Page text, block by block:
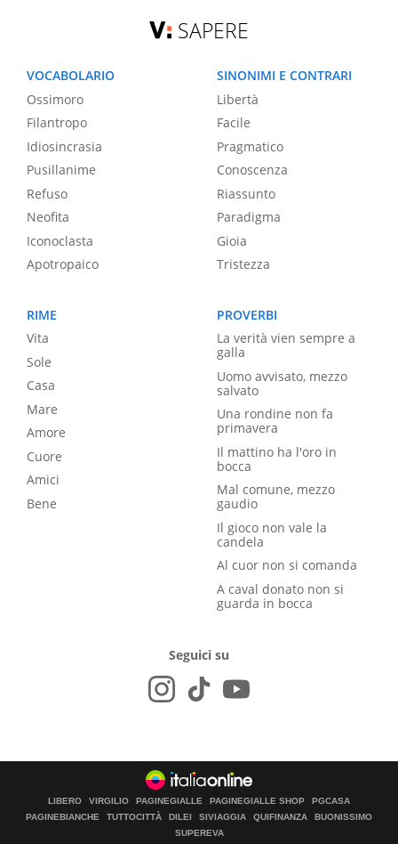
SAPERE
VOCABOLARIO
Ossimoro
Filantropo
Idiosincrasia
Pusillanime
Refuso
Neofita
Iconoclasta
Apotropaico
SINONIMI E CONTRARI
Libertà
Facile
Pragmatico
Conoscenza
Riassunto
Paradigma
Gioia
Tristezza
RIME
Vita
Sole
Casa
Mare
Amore
Cuore
Amici
Bene
PROVERBI
La verità vien sempre a
galla
Uomo avvisato, mezzo
salvato
Una rondine non fa
primavera
Il mattino ha l'oro in
bocca
Mal comune, mezzo
gaudio
Il gioco non vale la
candela
Al cuor non si comanda
A caval donato non si
guarda in bocca
Seguici su
LIBERO VIRGILIO PAGINEGIALLE PAGINEGIALLE SHOP
PGCASA
PAGINEBIANCHE
TUTTOCITTÀ DILEI SIVIAGGIA QUIFINANZA
BUONISSIMO
SUPEREVA